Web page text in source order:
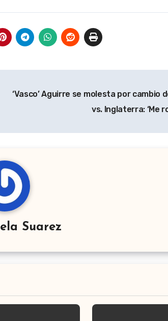
‘Vasco’ Aguirre se molesta por cambio
vs. Inglaterra: ‘Me
Suarez